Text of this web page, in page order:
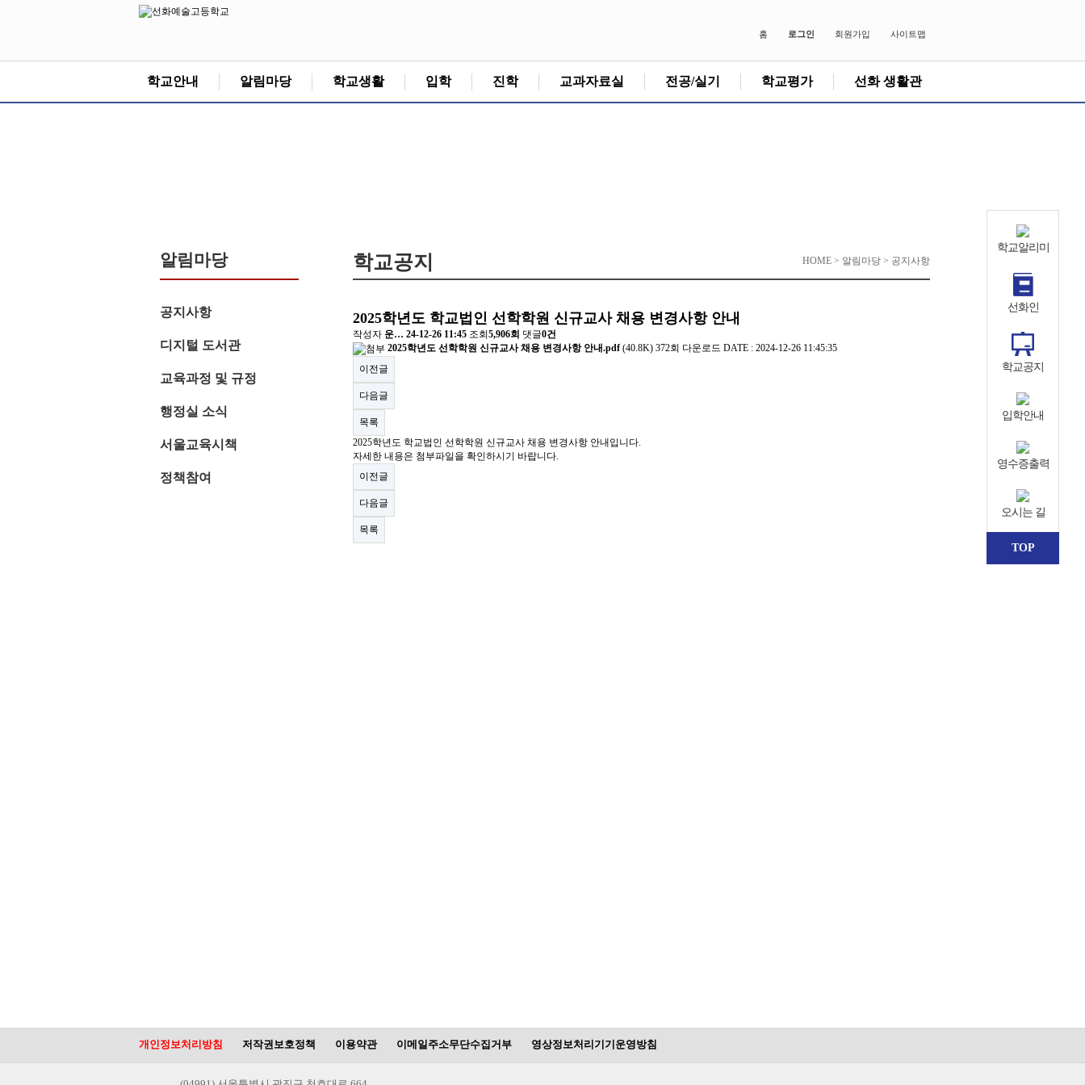
홈 로그인 회원가입 사이트맵
학교안내 알림마당 학교생활 입학 진학 교과자료실 전공/실기 학교평가 선화 생활관
알림마당
공지사항
디지털 도서관
교육과정 및 규정
행정실 소식
서울교육시책
정책참여
학교공지 HOME > 알림마당 > 공지사항
2025학년도 학교법인 선학학원 신규교사 채용 변경사항 안내
작성자 운… 24-12-26 11:45 조회 5,906회 댓글0건
2025학년도 선학학원 신규교사 채용 변경사항 안내.pdf(40.8K) 372회 다운로드 DATE : 2024-12-26 11:45:35
이전글
다음글
목록
2025학년도 학교법인 선학학원 신규교사 채용 변경사항 안내입니다.
자세한 내용은 첨부파일을 확인하시기 바랍니다.
이전글
다음글
목록
개인정보처리방침 저작권보호정책 이용약관 이메일주소무단수집거부 영상정보처리기기운영방침
학교알리미
선화인
학교공지
입학안내
영수증출력
오시는 길
TOP